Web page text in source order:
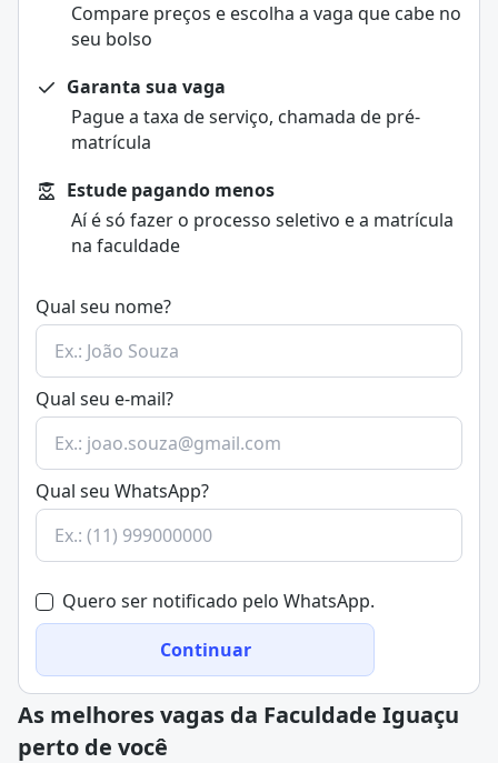
Compare preços e escolha a vaga que cabe no
seu bolso
Garanta sua vaga
Pague a taxa de serviço, chamada de pré-
matrícula
Estude pagando menos
Aí é só fazer o processo seletivo e a matrícula
na faculdade
Qual seu nome?
Qual seu e-mail?
Qual seu WhatsApp?
Quero ser notificado pelo WhatsApp.
Continuar
As melhores vagas da Faculdade Iguaçu
perto de você